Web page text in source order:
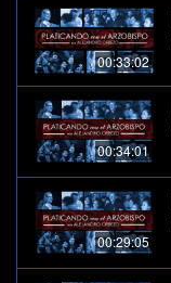
00:33:02
00:34:01
00:29:05